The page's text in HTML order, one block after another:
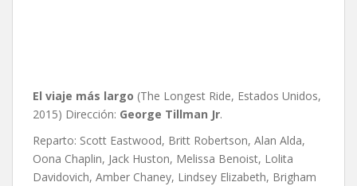
El viaje más largo (The Longest Ride, Estados Unidos,
2015) Dirección: George Tillman Jr.
Reparto: Scott Eastwood, Britt Robertson, Alan Alda,
Oona Chaplin, Jack Huston, Melissa Benoist, Lolita
Davidovich, Amber Chaney, Lindsey Elizabeth, Brigham